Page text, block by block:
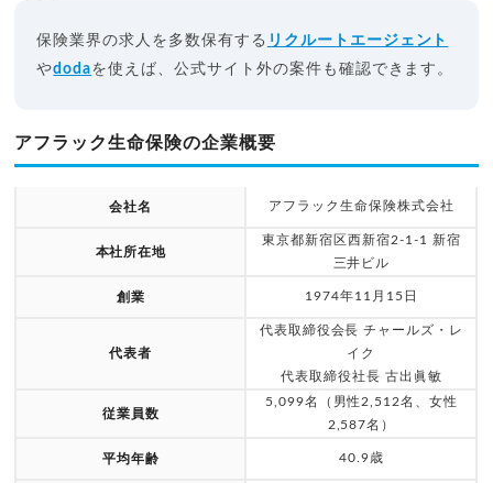
保険業界の求人を多数保有する リクルートエージェント
やdodaを使えば、公式サイト外の案件も確認できます。
アフラック生命保険の企業概要
会社名 アフラック生命保険株式会社
本社所在地
東京都新宿区西新宿2-1-1 新宿
三井ビル
創業 1974年11月15日
代表者
代表取締役会長 チャールズ・レ
イク
代表取締役社長 古出眞敏
従業員数
5,099名（男性2,512名、女性
2,587名）
平均年齢 40.9歳